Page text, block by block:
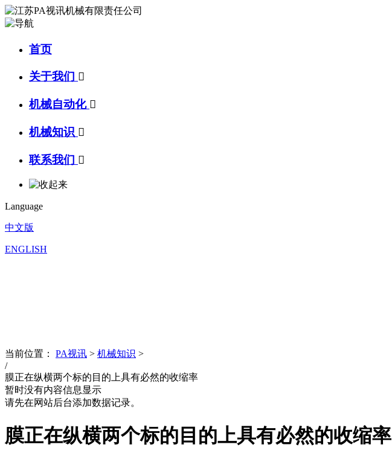
首页
关于我们 
机械自动化 
机械知识 
联系我们 
Language
中文版
ENGLISH
当前位置： PA视讯 > 机械知识 >
/
膜正在纵横两个标的目的上具有必然的收缩率
暂时没有内容信息显示
请先在网站后台添加数据记录。
膜正在纵横两个标的目的上具有必然的收缩率